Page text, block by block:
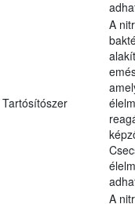
Tartósítószer
A
A